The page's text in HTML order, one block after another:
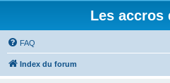
Les accros
FAQ
Index du forum